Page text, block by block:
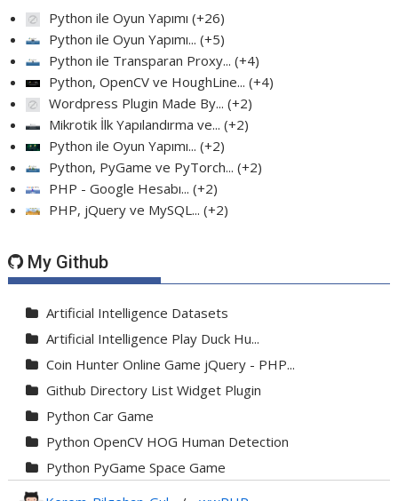
Python ile Oyun Yapımı +26
Python ile Oyun Yapımı... +5
Python ile Transparan Proxy... +4
Python, OpenCV ve HoughLine... +4
Wordpress Plugin Made By... +2
Mikrotik İlk Yapılandırma ve... +2
Python ile Oyun Yapımı... +2
Python, PyGame ve PyTorch... +2
PHP - Google Hesabı... +2
PHP, jQuery ve MySQL... +2
My Github
Artificial Intelligence Datasets
Artificial Intelligence Play Duck Hu...
Coin Hunter Online Game jQuery - PHP...
Github Directory List Widget Plugin
Python Car Game
Python OpenCV HOG Human Detection
Python PyGame Space Game